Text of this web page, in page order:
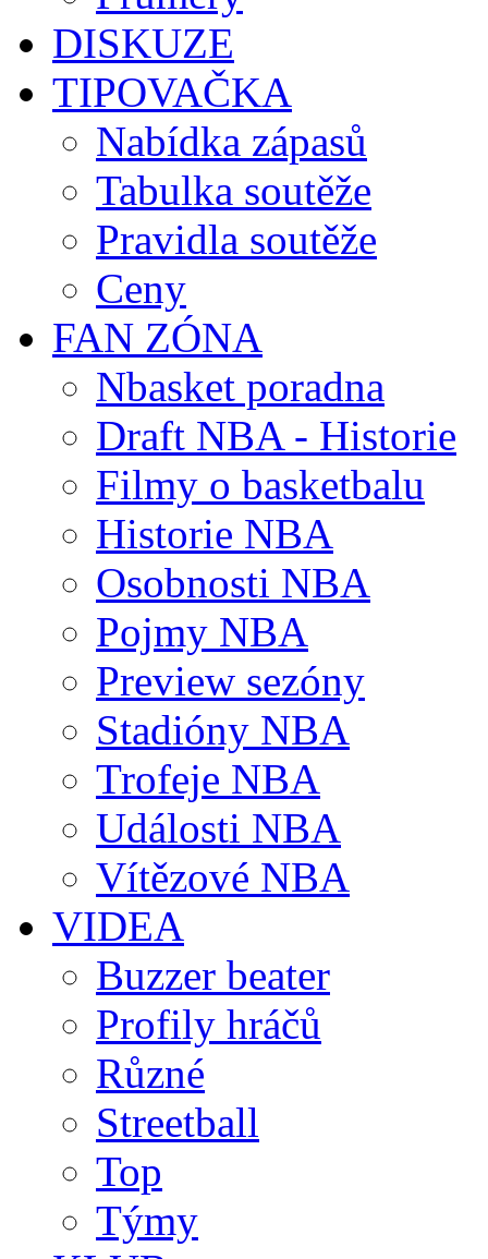
DISKUZE
TIPOVAČKA
Nabídka zápasů
Tabulka soutěže
Pravidla soutěže
Ceny
FAN ZÓNA
Nbasket poradna
Draft NBA - Historie
Filmy o basketbalu
Historie NBA
Osobnosti NBA
Pojmy NBA
Preview sezóny
Stadióny NBA
Trofeje NBA
Události NBA
Vítězové NBA
VIDEA
Buzzer beater
Profily hráčů
Různé
Streetball
Top
Týmy